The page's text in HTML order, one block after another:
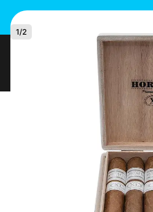
INSCRIVEZ-VOUS ET UTILISEZ
1/2